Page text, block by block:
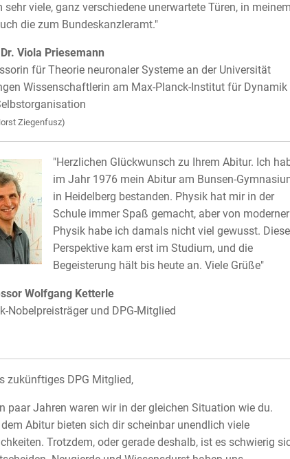
sehr viele, ganz verschiedene unerwartete Türen, in
die zum Bundeskanzleramt."
Viola Priesemann
für Theorie neuronaler Systeme an der Universität
Wissenschaftlerin am Max-Planck-Institut für Dynamik
Ziegenfusz)
"Herzlichen Glückwunsch zu Ihrem Abitur. Ich
im Jahr 1976 mein Abitur am Bunsen-
in Heidelberg bestanden. Physik hat mir in der
Schule immer Spaß gemacht, aber von moderner
Physik habe ich damals nicht viel gewusst. Diese
Perspektive kam erst im Studium, und die
Begeisterung hält bis heute an. Viele Grüße"
Wolfgang Ketterle
Nobelpreisträger und DPG-Mitglied
zukünftiges DPG Mitglied,
paar Jahren waren wir in der gleichen Situation wie du.
dem Abitur bieten sich dir scheinbar unendlich viele
Trotzdem, oder gerade deshalb, ist es schwierig